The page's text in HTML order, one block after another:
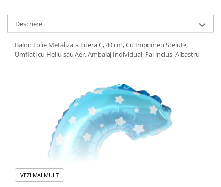
Descriere
Balon Folie Metalizata Litera C, 40 cm, Cu Imprimeu Stelute,
Umflati cu Heliu sau Aer, Ambalaj Individual, Pai inclus, Albastru
VEZI MAI MULT